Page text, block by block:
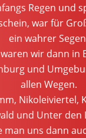
Regen und
war für
ein wahrer
wir dann in
und
allen Wegen.
Nikoleiviertel,
und Unter den
man uns dann